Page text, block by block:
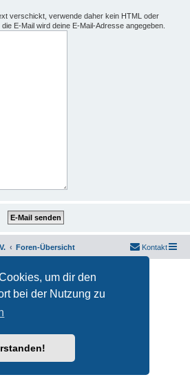
um dir den
bei der Nutzung zu
verschickt, verwende daher kein HTML oder
E-Mail wird deine E-Mail-Adresse angegeben.
Foren-Übersicht Kontakt
® Forum Software © phpBB Limited
Übersetzung durch
|Nutzungsbedingungen